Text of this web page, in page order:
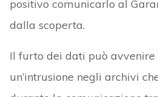
positivo comunicarlo al
dalla scoperta.
Il furto dei dati può avvenire
un’intrusione negli archivi